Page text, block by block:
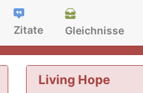
Zitate Gleichnisse
Living Hope